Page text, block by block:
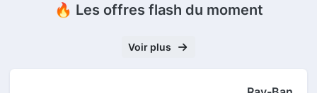
🔥 Les offres flash du moment
Voir plus